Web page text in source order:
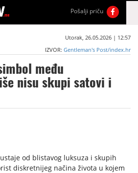
Pošalji priču
Utorak, 26.05.2026 | 12:57
IZVOR: Gentleman's Post/index.hr
među
nisu skupi satovi i
od blistavog luksuza i skupih
diskretnijeg načina života u kojem